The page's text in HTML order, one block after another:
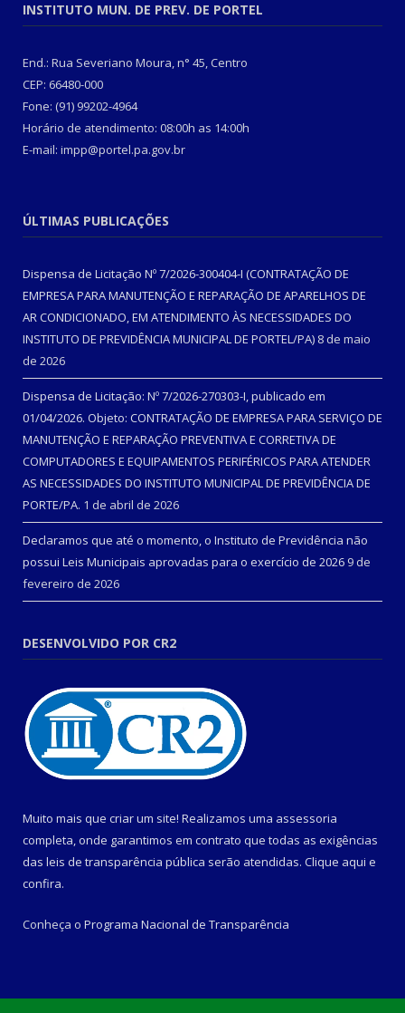
INSTITUTO MUN. DE PREV. DE PORTEL
End.: Rua Severiano Moura, n° 45, Centro
CEP: 66480-000
Fone: (91) 99202-4964
Horário de atendimento: 08:00h as 14:00h
E-mail: impp@portel.pa.gov.br
ÚLTIMAS PUBLICAÇÕES
Dispensa de Licitação Nº 7/2026-300404-I (CONTRATAÇÃO DE
EMPRESA PARA MANUTENÇÃO E REPARAÇÃO DE APARELHOS DE
AR CONDICIONADO, EM ATENDIMENTO ÀS NECESSIDADES DO
INSTITUTO DE PREVIDÊNCIA MUNICIPAL DE PORTEL/PA) 8 de maio
de 2026
Dispensa de Licitação: Nº 7/2026-270303-I, publicado em
01/04/2026. Objeto: CONTRATAÇÃO DE EMPRESA PARA SERVIÇO DE
MANUTENÇÃO E REPARAÇÃO PREVENTIVA E CORRETIVA DE
COMPUTADORES E EQUIPAMENTOS PERIFÉRICOS PARA ATENDER
AS NECESSIDADES DO INSTITUTO MUNICIPAL DE PREVIDÊNCIA DE
PORTE/PA. 1 de abril de 2026
Declaramos que até o momento, o Instituto de Previdência não
possui Leis Municipais aprovadas para o exercício de 2026 9 de
fevereiro de 2026
DESENVOLVIDO POR CR2
Muito mais que criar um site! Realizamos uma assessoria
completa, onde garantimos em contrato que todas as exigências
das leis de transparência pública serão atendidas. Clique aqui e
confira.
Conheça o Programa Nacional de Transparência